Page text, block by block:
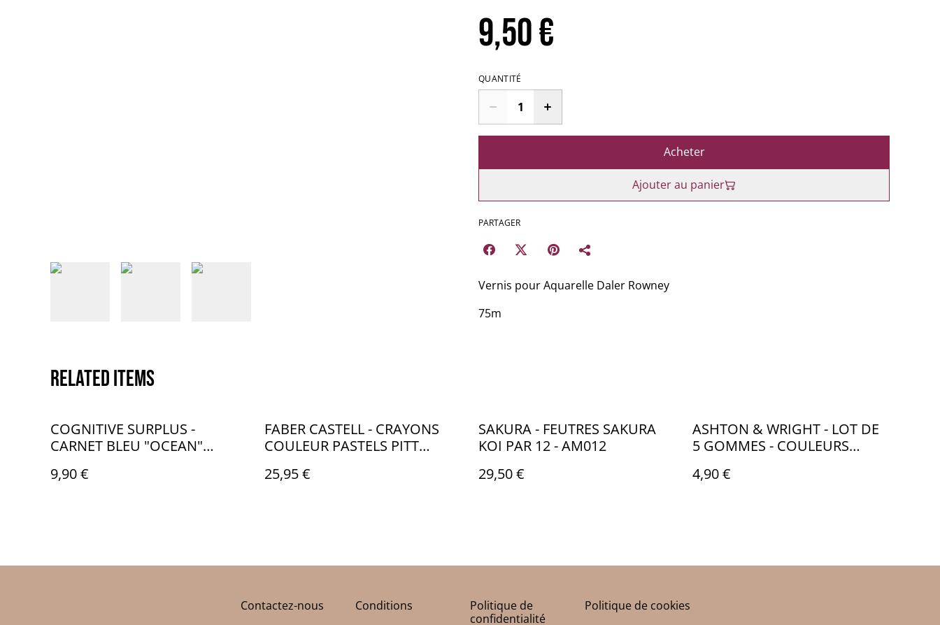
9,50 €
QUANTITÉ
Acheter
Ajouter au panier
PARTAGER
Vernis pour Aquarelle Daler Rowney
75m
Related items
COGNITIVE SURPLUS -
CARNET BLEU "OCEAN"
9,90 €
FABER CASTELL - CRAYONS
COULEUR PASTELS PITT
25,95 €
SAKURA - FEUTRES SAKURA
KOI PAR 12 - AM012
29,50 €
ASHTON & WRIGHT - LOT DE
5 GOMMES - COULEURS
4,90 €
Contactez-nous Conditions
Politique de
confidentialité
Politique de cookies